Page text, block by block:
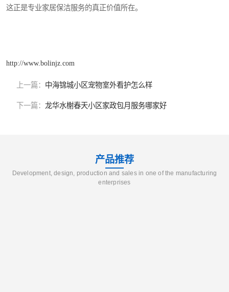
这正是专业家居保洁服务的真正价值所在。
http://www.bolinjz.com
上一篇： 中海锦城小区宠物室外看护怎么样
下一篇： 龙华水榭春天小区家政包月服务哪家好
产品推荐
Development, design, production and sales in one of the manufacturing
enterprises